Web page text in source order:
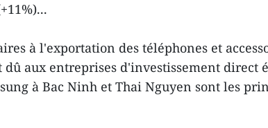
à l'exportation des téléphones et
aux entreprises d'investissement direct
à Bac Ninh et Thai Nguyen sont les